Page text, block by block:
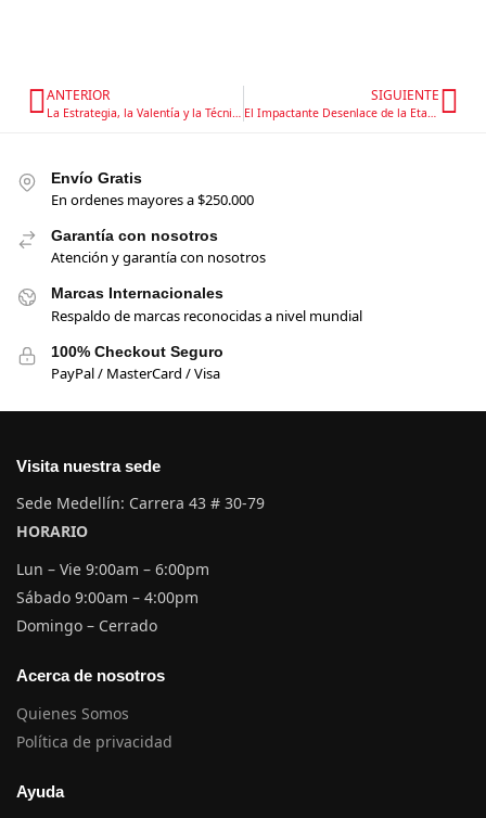
ANTERIOR SIGUIENTE
Envío Gratis
En ordenes mayores a $250.000
Garantía con nosotros
Atención y garantía con nosotros
Marcas Internacionales
Respaldo de marcas reconocidas a nivel mundial
100% Checkout Seguro
PayPal / MasterCard / Visa
Visita nuestra sede
Sede Medellín: Carrera 43 # 30-79
HORARIO
Lun – Vie 9:00am – 6:00pm
Sábado 9:00am – 4:00pm
Domingo – Cerrado
Acerca de nosotros
Quienes Somos
Política de privacidad
Ayuda